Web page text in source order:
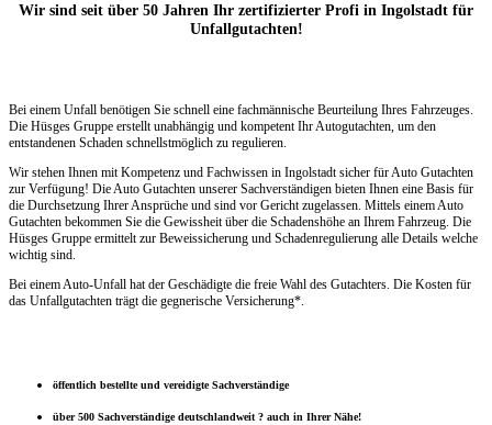
Wir sind seit über 50 Jahren Ihr zertifizierter Profi in Ingolstadt für
Unfallgutachten!
Bei einem Unfall benötigen Sie schnell eine fachmännische Beurteilung Ihres Fahrzeuges.
Die Hüsges Gruppe erstellt unabhängig und kompetent Ihr Autogutachten, um den
entstandenen Schaden schnellstmöglich zu regulieren.
Wir stehen Ihnen mit Kompetenz und Fachwissen in Ingolstadt sicher für Auto Gutachten
zur Verfügung! Die Auto Gutachten unserer Sachverständigen bieten Ihnen eine Basis für
die Durchsetzung Ihrer Ansprüche und sind vor Gericht zugelassen. Mittels einem Auto
Gutachten bekommen Sie die Gewissheit über die Schadenshöhe an Ihrem Fahrzeug. Die
Hüsges Gruppe ermittelt zur Beweissicherung und Schadenregulierung alle Details welche
wichtig sind.
Bei einem Auto-Unfall hat der Geschädigte die freie Wahl des Gutachters. Die Kosten für
das Unfallgutachten trägt die gegnerische Versicherung*.
öffentlich bestellte und vereidigte Sachverständige
über 500 Sachverständige deutschlandweit ? auch in Ihrer Nähe!